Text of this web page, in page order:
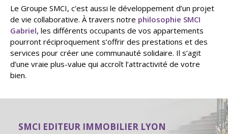
Le Groupe SMCI, c’est aussi le développement d’un projet
de vie collaborative. À travers notre philosophie SMCI
Gabriel, les différents occupants de vos appartements
pourront réciproquement s’offrir des prestations et des
services pour créer une communauté solidaire. Il s’agit
d’une vraie plus-value qui accroît l’attractivité de votre
bien.
SMCI EDITEUR IMMOBILIER LYON